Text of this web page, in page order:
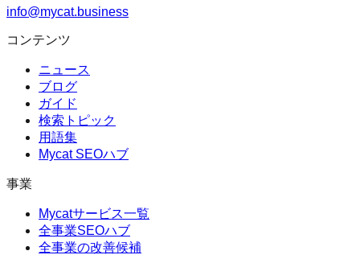
info@mycat.business
コンテンツ
ニュース
ブログ
ガイド
検索トピック
用語集
Mycat SEOハブ
事業
Mycatサービス一覧
全事業SEOハブ
全事業の改善候補